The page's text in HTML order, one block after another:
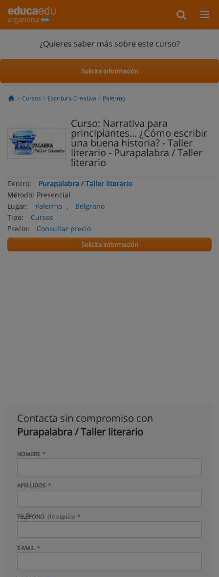
argentina
¿Quieres saber más sobre este curso?
Solicita información
Cursos Escritura Creativa Palermo
Curso: Narrativa para
principiantes... ¿Cómo escribir
una buena historia? - Taller
literario - Purapalabra / Taller
literario
Centro:
Purapalabra / Taller literario
Método: Presencial
Lugar:
Palermo ,
Belgrano
Tipo:
Cursos
Precio:
Consultar precio
Solicita información
Contacta sin compromiso con
Purapalabra / Taller literario
NOMBRE
APELLIDOS
TELÉFONO (10 dígitos)
E-MAIL